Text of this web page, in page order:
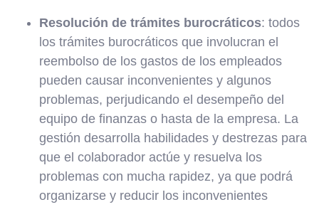
Resolución de trámites burocráticos: todos
los trámites burocráticos que involucran el
reembolso de los gastos de los empleados
pueden causar inconvenientes y algunos
problemas, perjudicando el desempeño del
equipo de finanzas o hasta de la empresa. La
gestión desarrolla habilidades y destrezas para
que el colaborador actúe y resuelva los
problemas con mucha rapidez, ya que podrá
organizarse y reducir los inconvenientes